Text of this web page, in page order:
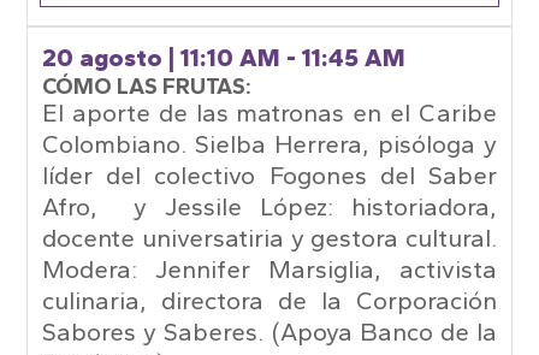
20 agosto | 11:10 AM - 11:45 AM
CÓMO LAS FRUTAS:
El aporte de las matronas en el Caribe
Colombiano. Sielba Herrera, pisóloga y
líder del colectivo Fogones del Saber
Afro, y Jessile López: historiadora,
docente universatiria y gestora cultural.
Modera: Jennifer Marsiglia, activista
culinaria, directora de la Corporación
Sabores y Saberes. (Apoya Banco de la